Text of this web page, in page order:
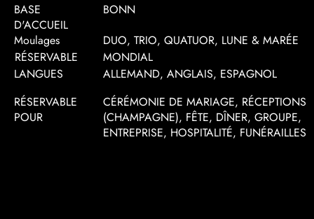
BASE
D'ACCUEIL
BONN
RÉSERVABLE
MONDIAL
LANGUES
ALLEMAND, ANGLAIS, ESPAGNOL
Moulages DUO, TRIO, QUATUOR, LUNE & MARÉE
RÉSERVABLE
POUR
CÉRÉMONIE DE MARIAGE, RÉCEPTIONS
(CHAMPAGNE), FÊTE, DÎNER, GROUPE,
ENTREPRISE, HOSPITALITÉ, FUNÉRAILLES